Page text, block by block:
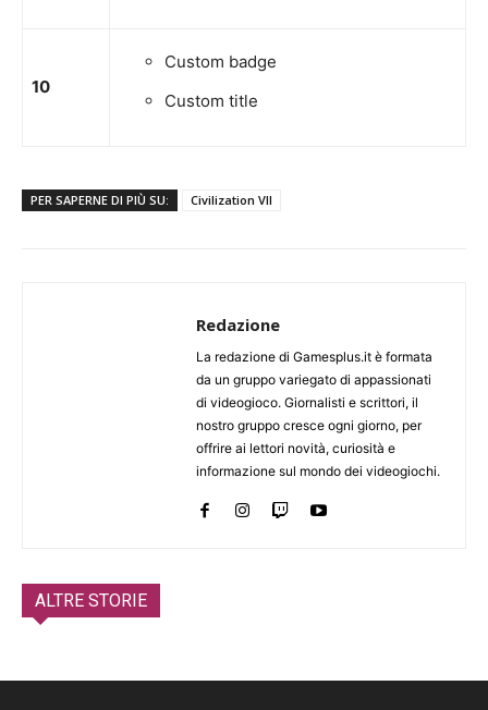
10
Custom badge
Custom title
PER SAPERNE DI PIÙ SU: Civilization VII
Redazione
La redazione di Gamesplus.it è formata
da un gruppo variegato di appassionati
di videogioco. Giornalisti e scrittori, il
nostro gruppo cresce ogni giorno, per
offrire ai lettori novità, curiosità e
informazione sul mondo dei videogiochi.
ALTRE STORIE